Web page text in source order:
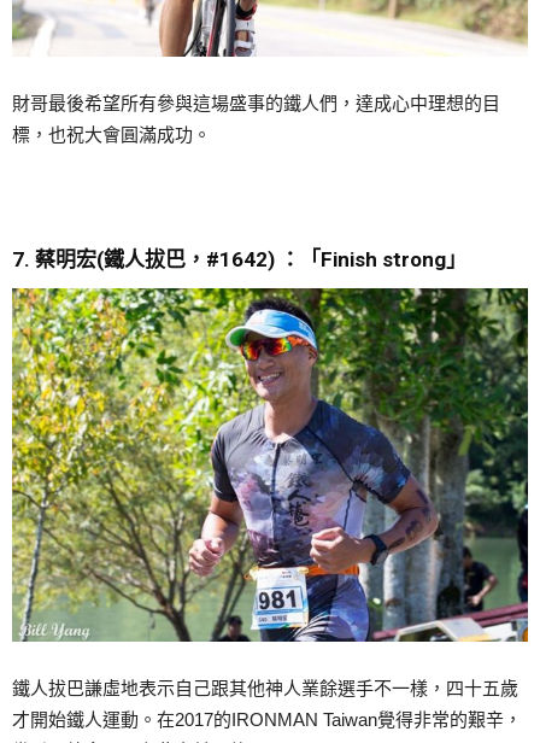
財哥最後希望所有參與這場盛事的鐵人們，達成心中理想的目
標，也祝大會圓滿成功。
7. 蔡明宏(鐵人拔巴， #1642) ： 「Finish strong 」
鐵人拔巴謙虛地表示自己跟其他神人業餘選手不一樣，四十五歲
才開始鐵人運動。在2017的IRONMAN Taiwan覺得非常的艱辛，